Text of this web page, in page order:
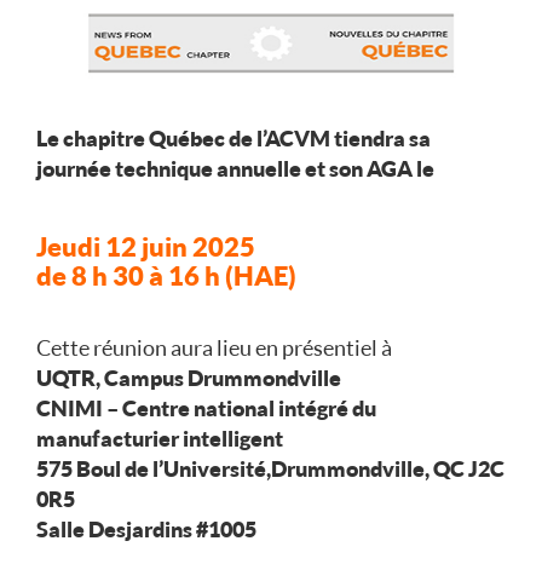
Le chapitre Québec de l’ACVM tiendra sa
journée technique annuelle et son AGA le
Jeudi 12 juin 2025
de 8 h 30 à 16 h (HAE)
Cette réunion aura lieu en présentiel à
UQTR, Campus Drummondville
CNIMI – Centre national intégré du
manufacturier intelligent
575 Boul de l’Université, Drummondville, QC J2C
0R5
Salle Desjardins #1005